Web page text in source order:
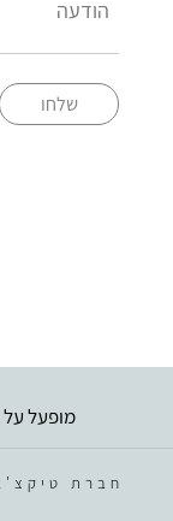
שלחו
מופעל על
חברת